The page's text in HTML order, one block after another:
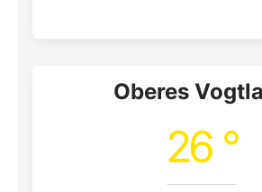
Oberes
26 °